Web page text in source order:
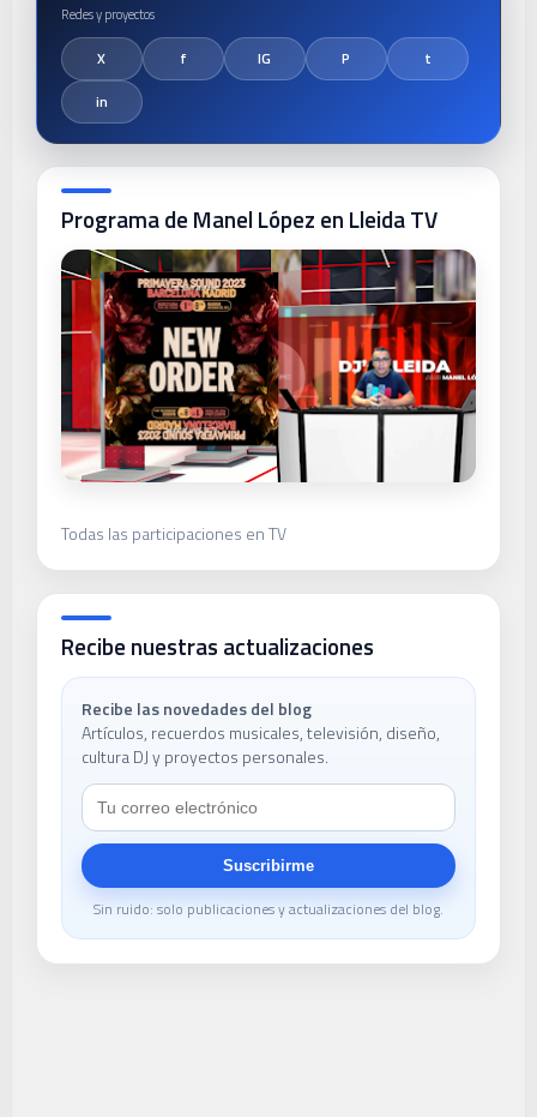
Programa de Manel López en Lleida TV
Todas las participaciones en TV
Recibe nuestras actualizaciones
Recibe las novedades del blog
Artículos, recuerdos musicales, televisión, diseño,
cultura DJ y proyectos personales.
Suscribirme
Sin ruido: solo publicaciones y actualizaciones del blog.